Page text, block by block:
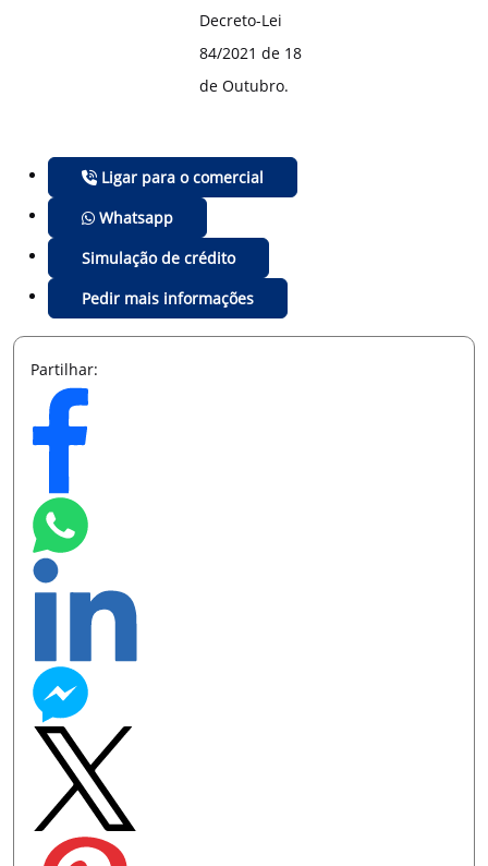
Decreto-Lei
84/2021 de 18
de Outubro.
Ligar para o comercial
Whatsapp
Simulação de crédito
Pedir mais informações
Partilhar: